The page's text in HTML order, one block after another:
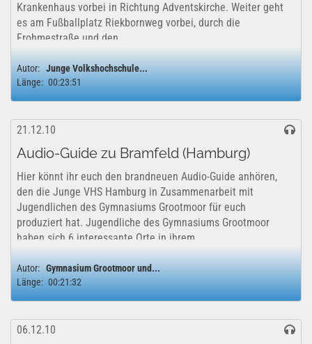
Krankenhaus vorbei in Richtung Adventskirche. Weiter geht
es am Fußballplatz Riekbornweg vorbei, durch die
Frohmestraße und den...
Autor: Junge Volkshochschule...
Länge: 00:23:51
21.12.10
Audio-Guide zu Bramfeld (Hamburg)
Hier könnt ihr euch den brandneuen Audio-Guide anhören,
den die Junge VHS Hamburg in Zusammenarbeit mit
Jugendlichen des Gymnasiums Grootmoor für euch
produziert hat. Jugendliche des Gymnasiums Grootmoor
haben sich 6 interessante Orte in ihrem...
Autor: Gymnasium Grootmoor und...
Länge: 00:21:32
06.12.10